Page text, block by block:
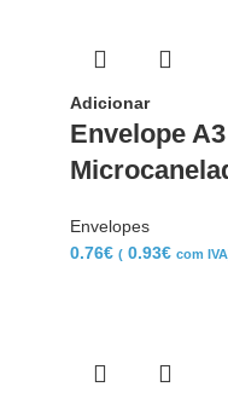
Adicionar
Envelope
Envelopes
0.76€ ( 0.93€ com